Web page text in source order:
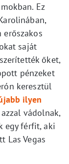
Ez
erőszakos
saját
őket,
pénzeket
keresztül
ilyen
vádolnak,
egy férfit, aki
Las Vegas